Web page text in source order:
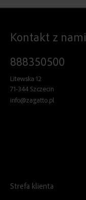
Kontakt z nami
888350500
Litewska 12
71-344 Szczecin
info@zagatto.pl
Strefa klienta